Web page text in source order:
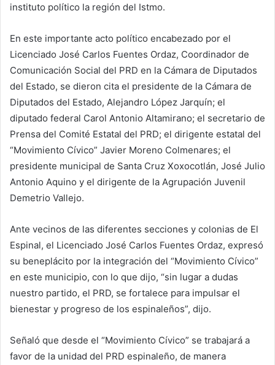
instituto político la región del Istmo.
En este importante acto político encabezado por el
Licenciado José Carlos Fuentes Ordaz, Coordinador de
Comunicación Social del PRD en la Cámara de Diputados
del Estado, se dieron cita el presidente de la Cámara de
Diputados del Estado, Alejandro López Jarquín; el
diputado federal Carol Antonio Altamirano; el secretario de
Prensa del Comité Estatal del PRD; el dirigente estatal del
“Movimiento Cívico” Javier Moreno Colmenares; el
presidente municipal de Santa Cruz Xoxocotlán, José Julio
Antonio Aquino y el dirigente de la Agrupación Juvenil
Demetrio Vallejo.
Ante vecinos de las diferentes secciones y colonias de El
Espinal, el Licenciado José Carlos Fuentes Ordaz, expresó
su beneplácito por la integración del “Movimiento Cívico”
en este municipio, con lo que dijo, “sin lugar a dudas
nuestro partido, el PRD, se fortalece para impulsar el
bienestar y progreso de los espinaleños”, dijo.
Señaló que desde el “Movimiento Cívico” se trabajará a
favor de la unidad del PRD espinaleño, de manera